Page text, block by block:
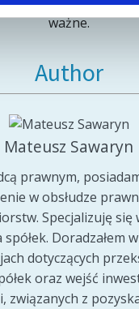
ważne.
Author
Mateusz Sawaryn
prawnym,
w obsłudze
Specjalizuję się
spółek. Doradzałem
dotyczących
oraz wejść
związanych z